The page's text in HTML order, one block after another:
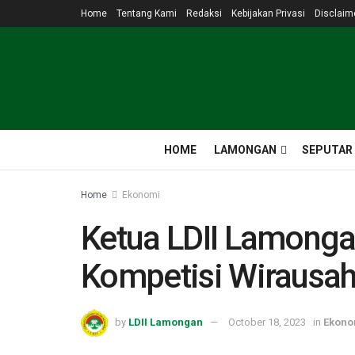
Home Tentang Kami Redaksi Kebijakan Privasi
HOME LAMONGAN
Home Ekonomi
Ketua LDII
Kompetisi
by LDII Lamongan October 18, 2023 in